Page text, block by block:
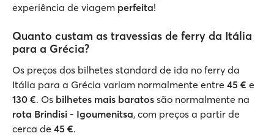
experiência de viagem perfeita!
Quanto custam as travessias de ferry da Itália
para a Grécia?
Os preços dos bilhetes standard de ida no ferry da
Itália para a Grécia variam normalmente entre 45 € e
130 €. Os bilhetes mais baratos são normalmente na
rota Brindisi - Igoumenitsa, com preços a partir de
cerca de 45 €.